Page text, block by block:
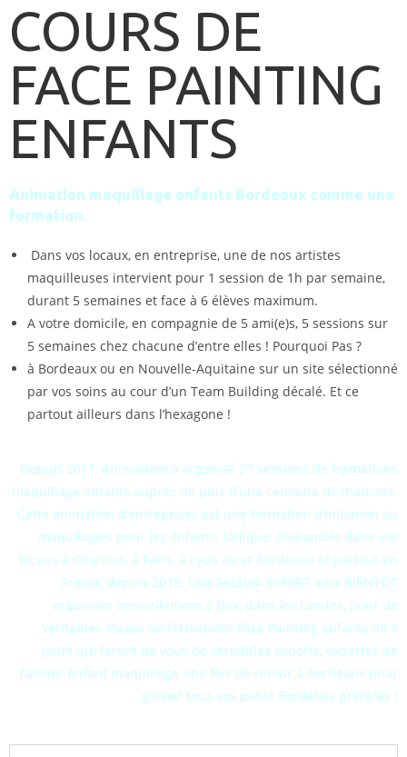
COURS DE
FACE PAINTING
ENFANTS
Animation maquillage enfants Bordeaux comme une
formation.
Dans vos locaux, en entreprise, une de nos artistes
maquilleuses intervient pour 1 session de 1h par semaine,
durant 5 semaines et face à 6 élèves maximum.
A votre domicile, en compagnie de 5 ami(e)s, 5 sessions sur
5 semaines chez chacune d’entre elles ! Pourquoi Pas ?
à Bordeaux ou en Nouvelle-Aquitaine sur un site sélectionné
par vos soins au cour d’un Team Building décalé. Et ce
partout ailleurs dans l’hexagone !
Depuis 2017, Animadom a organisé 27 sessions de formations
maquillage enfants auprès de plus d’une centaine de mamans.
Cette animation d’entreprises est une formation d’initiation au
maquillages pour les enfants, ludique, disponible dans vos
locaux à Chartres, à Paris, à Lyon ou et Bordeaux et partout en
France depuis 2015. Une Session EXPERT sera BIENTÔT
organisée annuellement à Dax, dans les Landes, pour de
véritables stages de formations Face Painting enfants de 4
jours qui feront de vous de véritables experts, expertes de
l’atelier enfant maquillage une fois de retour à Bordeaux pour
grimer tous vos petits Bordelais préférés !